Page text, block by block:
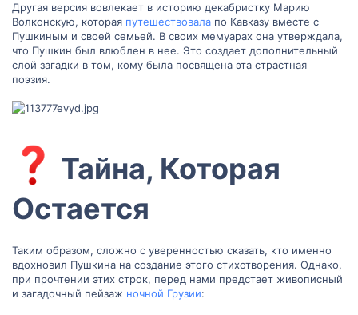
Другая версия вовлекает в историю декабристку Марию
Волконскую, которая путешествовала по Кавказу вместе с
Пушкиным и своей семьей. В своих мемуарах она утверждала,
что Пушкин был влюблен в нее. Это создает дополнительный
слой загадки в том, кому была посвящена эта страстная
поэзия.
Тайна, Которая
Остается​
Таким образом, сложно с уверенностью сказать, кто именно
вдохновил Пушкина на создание этого стихотворения. Однако,
при прочтении этих строк, перед нами предстает живописный
и загадочный пейзаж ночной Грузии: